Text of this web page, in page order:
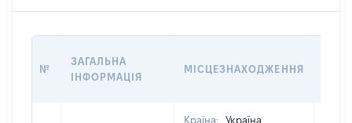
№
ЗАГАЛЬНА
ІНФОРМАЦІЯ
МІСЦЕЗНАХОДЖЕННЯ
Країна: Україна